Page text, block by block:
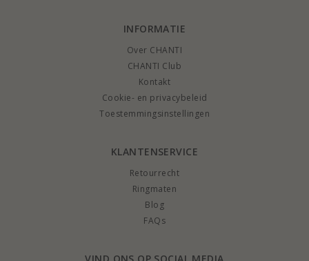
INFORMATIE
Over CHANTI
CHANTI Club
Kontakt
Cookie- en privacybeleid
Toestemmingsinstellingen
KLANTENSERVICE
Retourrecht
Ringmaten
Blog
FAQs